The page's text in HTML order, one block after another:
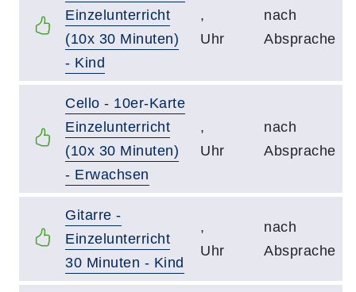
Einzelunterricht
(10x 30 Minuten)
- Kind
,
Uhr
nach
Absprache
Cello - 10er-Karte
Einzelunterricht
(10x 30 Minuten)
- Erwachsen
,
Uhr
nach
Absprache
Gitarre -
Einzelunterricht
30 Minuten - Kind
,
Uhr
nach
Absprache